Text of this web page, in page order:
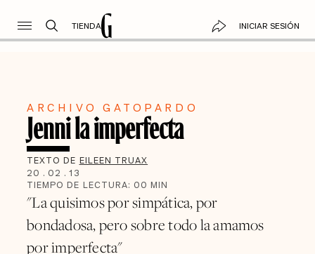
TIENDA INICIAR SESIÓN
ARCHIVO GATOPARDO
Jenni la imperfecta
TEXTO DE EILEEN TRUAX
20 . 02 . 13
TIEMPO DE LECTURA: 00 MIN
"La quisimos por simpática, por
bondadosa, pero sobre todo la amamos
por imperfecta"